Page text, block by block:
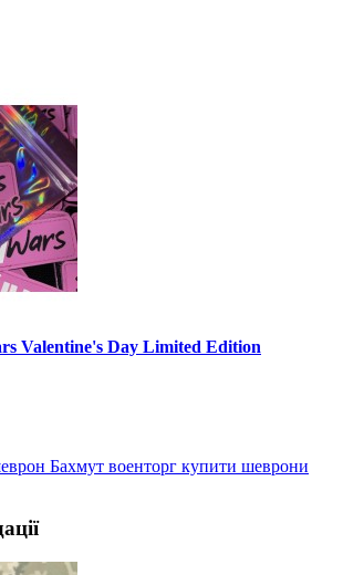
Valentine's Day Limited Edition
Бахмут военторг купити шеврони